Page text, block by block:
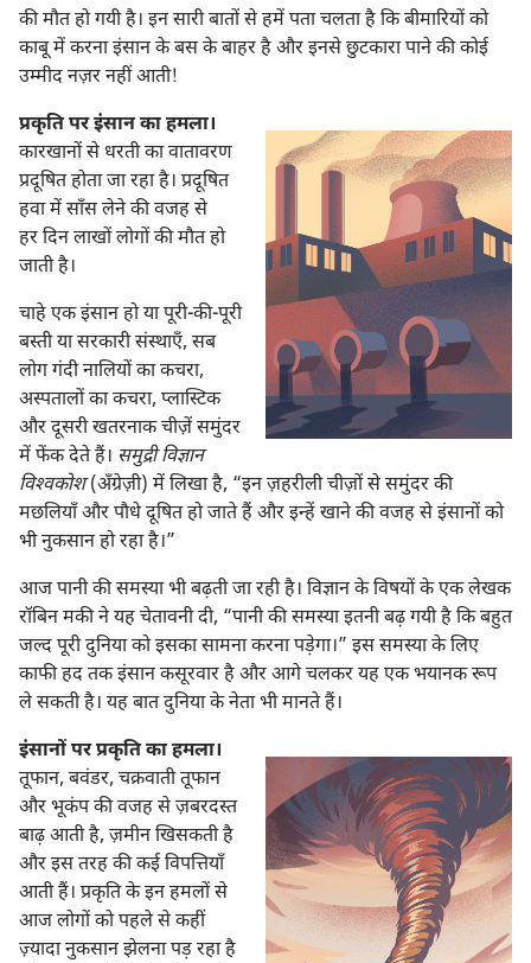
की मौत हो गयी है। इन सारी बातों से हमें पता चलता है कि बीमारियों को
काबू में करना इंसान के बस के बाहर है और इनसे छुटकारा पाने की कोई
उम्मीद नज़र नहीं आती!
प्रकृति पर इंसान का हमला।
कारखानों से धरती का वातावरण
प्रदूषित होता जा रहा है। प्रदूषित
हवा में साँस लेने की वजह से
हर दिन लाखों लोगों की मौत हो
जाती है।
चाहे एक इंसान हो या पूरी-की-पूरी
बस्ती या सरकारी संस्थाएँ, सब
लोग गंदी नालियों का कचरा,
अस्पतालों का कचरा, प्लास्टिक
और दूसरी खतरनाक चीज़ें समुंदर
में फेंक देते हैं। समुद्री विज्ञान
विश्‍वकोश(अँग्रेज़ी) में लिखा है, “इन ज़हरीली चीज़ों से समुंदर की
मछलियाँ और पौधे दूषित हो जाते हैं और इन्हें खाने की वजह से इंसानों को
भी नुकसान हो रहा है।”
आज पानी की समस्या भी बढ़ती जा रही है। विज्ञान के विषयों के एक लेखक
रॉबिन मकी ने यह चेतावनी दी, “पानी की समस्या इतनी बढ़ गयी है कि बहुत
जल्द पूरी दुनिया को इसका सामना करना पड़ेगा।” इस समस्या के लिए
काफी हद तक इंसान कसूरवार है और आगे चलकर यह एक भयानक रूप
ले सकती है। यह बात दुनिया के नेता भी मानते हैं।
इंसानों पर प्रकृति का हमला।
तूफान, बवंडर, चक्रवाती तूफान
और भूकंप की वजह से ज़बरदस्त
बाढ़ आती है, ज़मीन खिसकती है
और इस तरह की कई विपत्तियाँ
आती हैं। प्रकृति के इन हमलों से
आज लोगों को पहले से कहीं
ज़्यादा नुकसान झेलना पड़ रहा है